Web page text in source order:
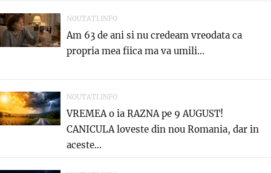
NOUTATI.INFO
Am 63 de ani si nu credeam vreodata ca
propria mea fiica ma va umili...
NOUTATI.INFO
VREMEA o ia RAZNA pe 9 AUGUST!
CANICULA loveste din nou Romania, dar in
aceste...